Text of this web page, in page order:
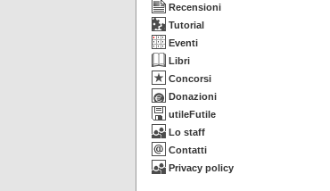
Recensioni
Tutorial
Eventi
Libri
Concorsi
Donazioni
utileFutile
Lo staff
Contatti
Privacy policy